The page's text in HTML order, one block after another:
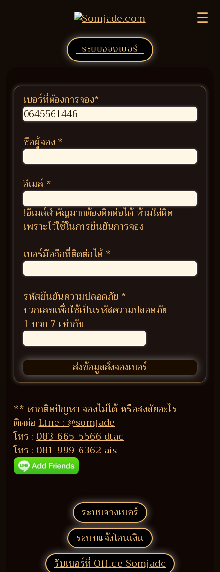
☰
- ระบบจองเบอร์ -
เบอร์ที่ต้องการจอง*
ชื่อผู้จอง *
อีเมล์ *
!อีเมล์สำคัญมากต้องติดต่อได้ ห้ามใส่ผิด
เพราะไว้ใช้ในการยืนยันการจอง
เบอร์มือถือที่ติดต่อได้*
รหัสยืนยันความปลอดภัย *
บวกเลขเพื่อใช้เป็นรหัสความปลอดภัย
1 บวก 7 เท่ากับ =
** หากติดปัญหา จองไม่ได้ หรือสงสัยอะไร
ติดต่อLine : @somjade
โทร : 083-665-5566 dtac
โทร : 081-999-6362 ais
ระบบจองเบอร์
ระบบแจ้งโอนเงิน
รับเบอร์ที่ Office Somjade